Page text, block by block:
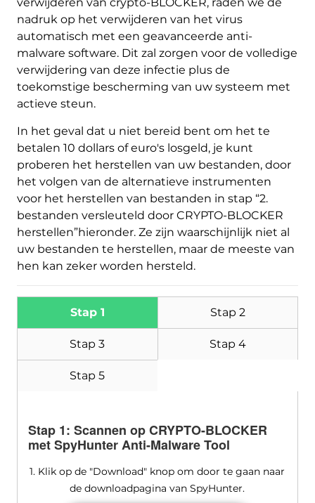
nadruk op het verwijderen van het virus
automatisch met een geavanceerde anti-
malware software. Dit zal zorgen voor de volledige
verwijdering van deze infectie plus de
toekomstige bescherming van uw systeem met
actieve steun.
In het geval dat u niet bereid bent om het te
betalen 10 dollars of euro's losgeld, je kunt
proberen het herstellen van uw bestanden, door
het volgen van de alternatieve instrumenten
voor het herstellen van bestanden in stap “2.
bestanden versleuteld door CRYPTO-BLOCKER
herstellen”hieronder. Ze zijn waarschijnlijk niet al
uw bestanden te herstellen, maar de meeste van
hen kan zeker worden hersteld.
Stap 1 Stap 2
Stap 3 Stap 4
Stap 5
Stap 1: Scannen op CRYPTO-BLOCKER
met SpyHunter Anti-Malware Tool
1. Klik op de "Download" knop om door te gaan naar
de downloadpagina van SpyHunter.
Download
Malware Removal Tool